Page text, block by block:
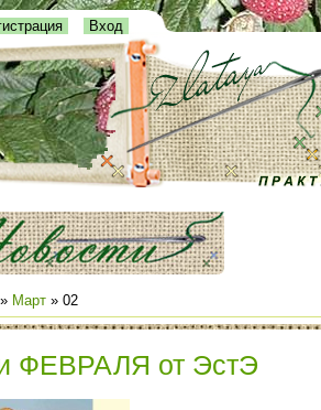
Вход
» Март » 02
ФЕВРАЛЯ от ЭстЭ